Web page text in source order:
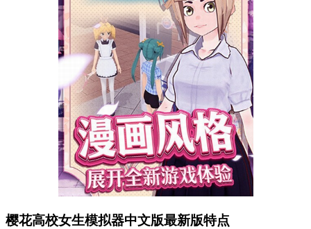
樱花高校女生模拟器中文版最新版特点